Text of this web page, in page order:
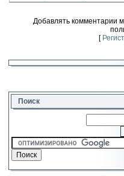
Добавлять комментарии
[
Поиск